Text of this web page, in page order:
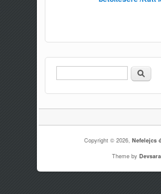
Keresés űrlap
Keresés
Copyright © 2026, Nefelejcs
Theme by